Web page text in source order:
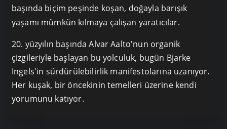
başında biçim peşinde koşan, doğayla barışık
yaşamı mümkün kılmaya çalışan yaratıcılar.
20. yüzyılın başında Alvar Aalto'nun organik
çizgileriyle başlayan bu yolculuk, bugün Bjarke
Ingels'in sürdürülebilirlik manifestolarına uzanıyor.
Her kuşak, bir öncekinin temelleri üzerine kendi
yorumunu katıyor.